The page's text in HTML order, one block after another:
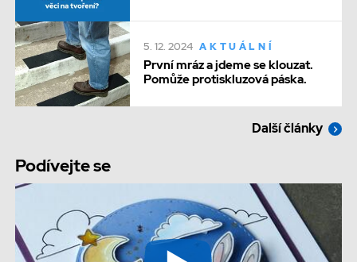
5. 12. 2024 AKTUÁLNÍ
První mráz a jdeme se klouzat.
Pomůže protiskluzová páska.
Další články
Podívejte se